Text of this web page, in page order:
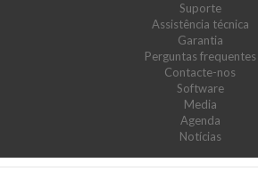
Suporte
Assistência técnica
Garantia
Perguntas frequentes
Contacte-nos
Software
Media
Agenda
Notícias